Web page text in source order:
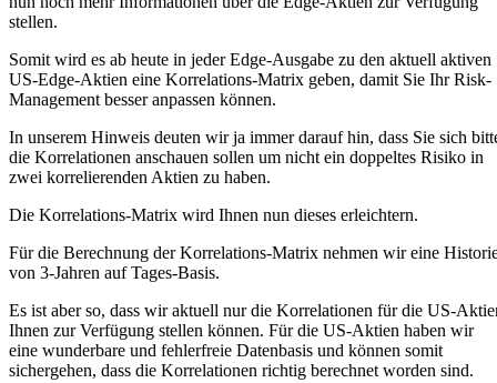
stellen.
Somit wird es ab heute in jeder Edge-Ausgabe zu den aktuell aktiven
US-Edge-Aktien eine Korrelations-Matrix geben, damit Sie Ihr Risk-
Management besser anpassen können.
In unserem Hinweis deuten wir ja immer darauf hin, dass Sie sich
die Korrelationen anschauen sollen um nicht ein doppeltes Risiko in
zwei korrelierenden Aktien zu haben.
Die Korrelations-Matrix wird Ihnen nun dieses erleichtern.
Für die Berechnung der Korrelations-Matrix nehmen wir eine
von 3-Jahren auf Tages-Basis.
Es ist aber so, dass wir aktuell nur die Korrelationen für die US-
Ihnen zur Verfügung stellen können. Für die US-Aktien haben wir
eine wunderbare und fehlerfreie Datenbasis und können somit
sichergehen, dass die Korrelationen richtig berechnet worden sind.